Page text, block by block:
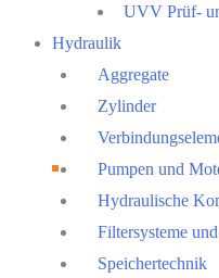
UVV Prüf-
Hydraulik
Aggregate
Zylinder
Pumpen und
Hydraulische
Filtersysteme
Speichertechnik